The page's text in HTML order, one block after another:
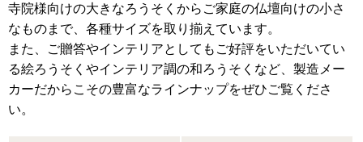
寺院様向けの大きなろうそくからご家庭の仏壇向けの小さ
なものまで、各種サイズを取り揃えています。
また、ご贈答やインテリアとしてもご好評をいただいてい
る絵ろうそくやインテリア調の和ろうそくなど、製造メー
カーだからこその豊富なラインナップをぜひご覧くださ
い。